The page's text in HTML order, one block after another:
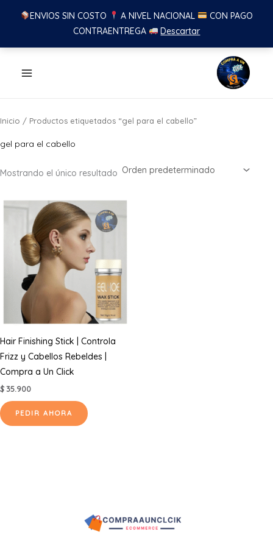
ENVIOS SIN COSTO A NIVEL NACIONAL
CON PAGO
CONTRAENTREGA
Descartar
Inicio / Productos etiquetados “gel para el cabello”
gel para el cabello
Mostrando el único resultado
Hair Finishing Stick | Controla
Frizz y Cabellos Rebeldes |
Compra a Un Click
$35.900
PEDIR AHORA